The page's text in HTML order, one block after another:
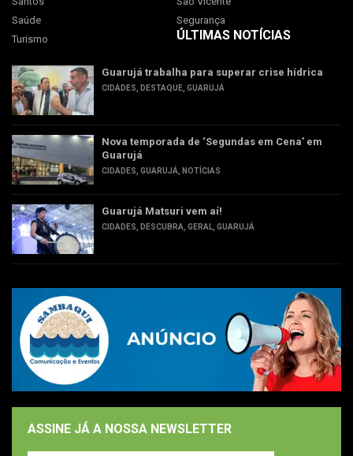
Saúde
Segurança
Turismo
ÚLTIMAS NOTÍCIAS
Guarujá trabalha para superar crise hídrica
CIDADES DESTAQUE GUARUJÁ
Nova temporada de ‘Segundas em Cena’ em
Guarujá
CIDADES GUARUJÁ NOTÍCIAS
Guarujá Matsuri vem aí!
CIDADES DESCUBRA GERAL GUARUJÁ
ASSINE JÁ A NOSSA NEWSLETTER